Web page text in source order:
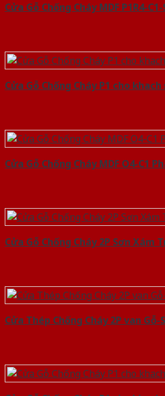
Cửa Gỗ Chống Cháy MDF P1R4-C1-
Cửa Gỗ Chống Cháy P1 cho khach
Cửa Gỗ Chống Cháy MDF O4-C1
Cửa Gỗ Chống Cháy 2P Sơn Xám
Cửa Thép Chống Cháy 2P van Gỗ-